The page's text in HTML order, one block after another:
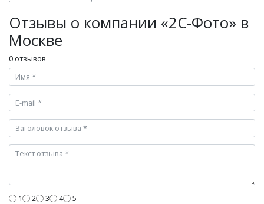
Отзывы о компании «2С-Фото» в
Москве
0 отзывов
1 2 3 4 5